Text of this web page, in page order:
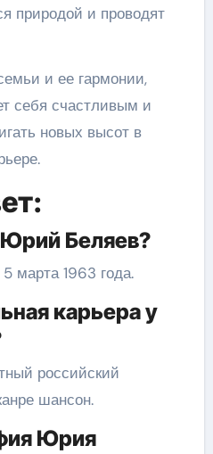
природой и проводят
и ее гармонии,
себя счастливым и
новых высот в
Беляев?
марта 1963 года.
карьера у
российский
шансон.
Юрия